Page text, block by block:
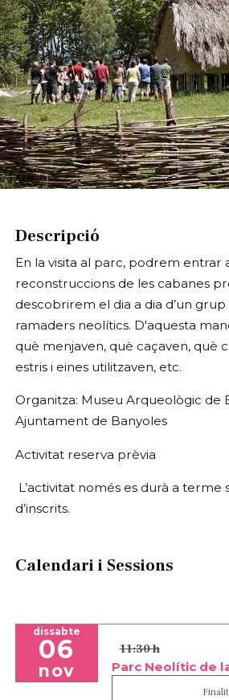
Descripció
En la visita al parc, podrem entrar
reconstruccions de les cabanes
descobrirem el dia a dia d’un grup
ramaders neolítics. D'aquesta
què menjaven, què caçaven, què
estris i eines utilitzaven, etc.
Organitza: Museu Arqueològic de
Ajuntament de Banyoles
Activitat reserva prèvia
L’activitat només es durà a terme
d’inscrits.
Calendari i Sessions
dissabte
06
nov
11:30 h
Parc Neolític de